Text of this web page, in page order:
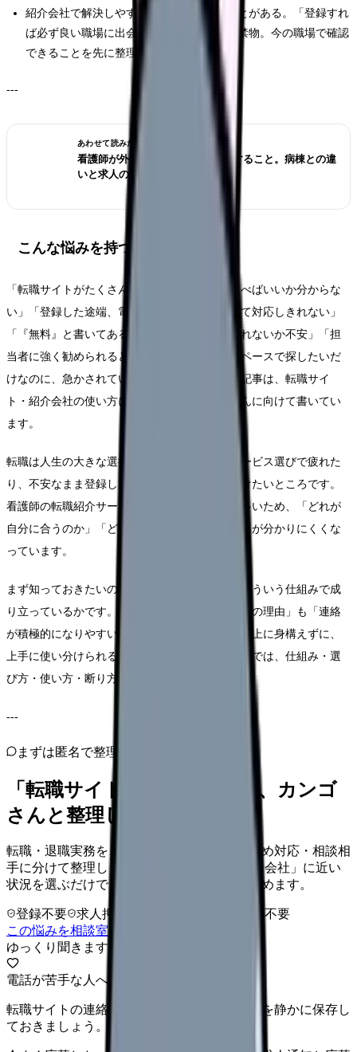
紹介会社で解決しやすいこと・しにくいことがある。「登録すれ
ば必ず良い職場に出会える」という断定は禁物。今の職場で確認
できることを先に整理しておく。
---
あわせて読みたい
看護師が外来へ転職する前に確認すること。病棟との違
いと求人の見方
こんな悩みを持つ看護師さんへ
「転職サイトがたくさんありすぎて、どれを選べばいいか分からな
い」「登録した途端、電話やメールが何件も来て対応しきれない」
「『無料』と書いてあるけれど、後から請求されないか不安」「担
当者に強く勧められると断りづらい」「自分のペースで探したいだ
けなのに、急かされている気がする」——この記事は、転職サイ
ト・紹介会社の使い方に戸惑っている看護師さんに向けて書いてい
ます。
転職は人生の大きな選択です。だからこそ、サービス選びで疲れた
り、不安なまま登録して後悔したりするのは避けたいところです。
看護師の転職紹介サービスは数が多く、広告も多いため、「どれが
自分に合うのか」「どこまで信用していいのか」が分かりにくくな
っています。
まず知っておきたいのは、これらのサービスがどういう仕組みで成
り立っているかです。仕組みが分かれば、「無料の理由」も「連絡
が積極的になりやすい理由」も理解でき、必要以上に身構えずに、
上手に使い分けられるようになります。この記事では、仕組み・選
び方・使い方・断り方を順に見ていきます。
---
まずは匿名で整理
「転職サイト・紹介会社」を、カンゴ
さんと整理しませんか。
転職・退職実務を、進め方・伝え方・引き止め対応・相談相
手に分けて整理します。 「転職サイト・紹介会社」に近い
状況を選ぶだけで、次に確認することまで進めます。
登録不要 求人押し売りなし
病院名は入力不要
この悩みを相談室で整理する
ゆっくり聞きます
電話が苦手な人へ
転職サイトの連絡が不安なら、希望条件だけを静かに保存し
ておきましょう。